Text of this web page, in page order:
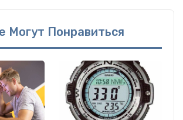
Могут Понравиться